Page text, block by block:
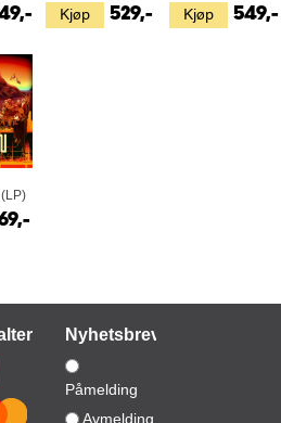
Kjøp 529,- Kjøp 549,-
Nyhetsbrev
Påmelding
Avmelding